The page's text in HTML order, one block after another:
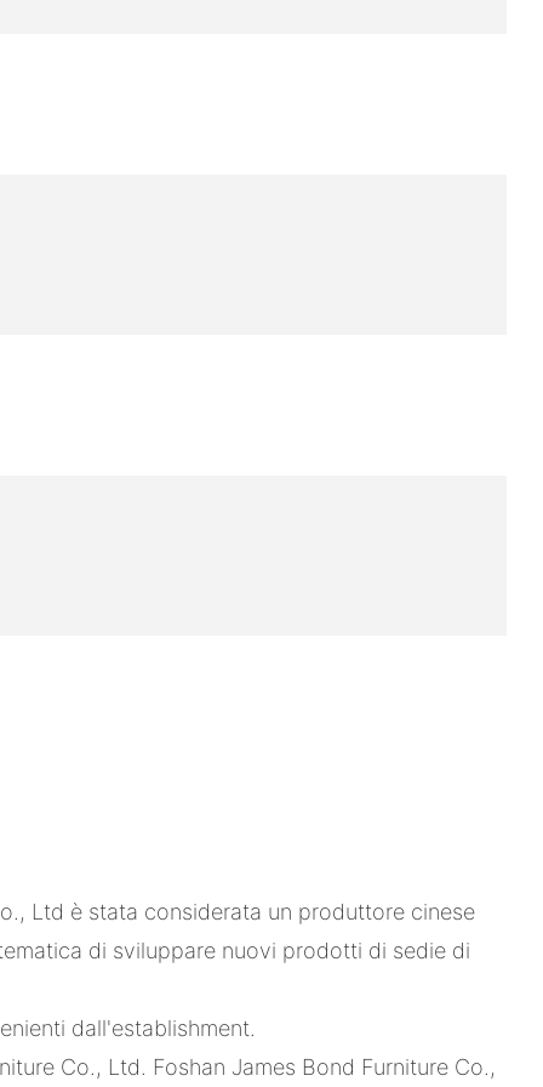
Ltd è stata considerata un produttore cinese
di sviluppare nuovi prodotti di sedie di
dall'establishment.
Co., Ltd. Foshan James Bond Furniture Co.,